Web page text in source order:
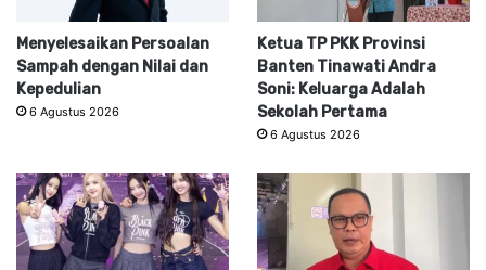
Menyelesaikan Persoalan
Sampah dengan Nilai dan
Kepedulian
6 Agustus 2026
Ketua TP PKK Provinsi
Banten Tinawati Andra
Soni: Keluarga Adalah
Sekolah Pertama
6 Agustus 2026